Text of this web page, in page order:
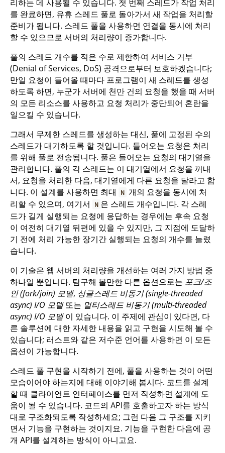
리하는 데 사용될 수 있습니다. 첫 번째 스레드가 작업 처리
를 완료하면, 유휴 스레드 풀로 돌아가서 새 작업을 처리할
준비가 됩니다. 스레드 풀을 사용하면 연결을 동시에 처리
할 수 있으므로 서버의 처리량이 증가합니다.
풀의 스레드 개수를 적은 수로 제한하여 서비스 거부
(Denial of Services, DoS) 공격으로부터 보호하겠습니다;
만일 요청이 들어올 때마다 프로그램이 새 스레드를 생성
하도록 하면, 누군가 서버에 천만 건의 요청을 했을 때 서버
의 모든 리소스를 사용하고 요청 처리가 중단되어 혼란을
일으킬 수 있습니다.
그래서 무제한 스레드를 생성하는 대신, 풀에 고정된 수의
스레드가 대기하도록 할 것입니다. 들어오는 요청은 처리
를 위해 풀로 전송됩니다. 풀은 들어오는 요청의 대기열을
관리합니다. 풀의 각 스레드는 이 대기열에서 요청을 꺼내
서, 요청을 처리한 다음, 대기열에게 다른 요청을 달라고 합
니다. 이 설계를 사용하면 최대
N 개의 요청을 동시에 처
리할 수 있으며, 여기서
N 은 스레드 개수입니다. 각 스레
드가 길게 실행되는 요청에 응답하는 경우에는 후속 요청
이 여전히 대기열 뒤편에 있을 수 있지만, 그 지점에 도달하
기 전에 처리 가능한 장기간 실행되는 요청의 개수를 늘렸
습니다.
이 기술은 웹 서버의 처리량을 개선하는 여러 가지 방법 중
하나일 뿐입니다. 탐구해 볼만한 다른 옵션으로는 포크/조
인 (fork/join) 모델, 싱글스레드 비동기 (single-threaded
async) I/O 모델또는 멀티스레드 비동기 (multi-threaded
async) I/O 모델이 있습니다. 이 주제에 관심이 있다면, 다
른 솔루션에 대한 자세한 내용을 읽고 구현을 시도해 볼 수
있습니다; 러스트와 같은 저수준 언어를 사용하면 이 모든
옵션이 가능합니다.
스레드 풀 구현을 시작하기 전에, 풀을 사용하는 것이 어떤
모습이어야 하는지에 대해 이야기해 봅시다. 코드를 설계
할 때 클라이언트 인터페이스를 먼저 작성하면 설계에 도
움이 될 수 있습니다. 코드의 API를 호출하고자 하는 방식
대로 구조화되도록 작성하세요; 그런 다음 그 구조를 지키
면서 기능을 구현하는 것이지요. 기능을 구현한 다음에 공
개 API를 설계하는 방식이 아니고요.